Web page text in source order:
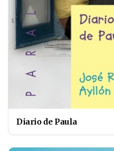
Diario de Paula